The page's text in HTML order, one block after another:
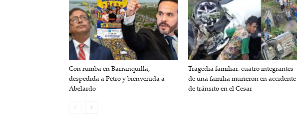
Con rumba en Barranquilla,
despedida a Petro y bienvenida a
Abelardo
Tragedia familiar: cuatro integrantes
de una familia murieron en accidente
de tránsito en el Cesar